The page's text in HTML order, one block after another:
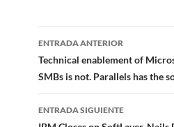
Navegador
de
entradas
ENTRADA ANTERIOR
Technical enablement of
SMBs is not. Parallels has the
ENTRADA SIGUIENTE